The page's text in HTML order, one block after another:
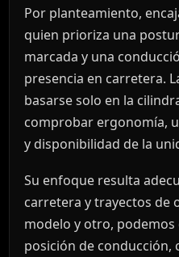
Por planteamiento,
quien prioriza una
marcada y una
presencia en carretera.
basarse solo en la
comprobar ergonomía,
y disponibilidad de la
Su enfoque resulta
carretera y trayectos de
modelo y otro,
posición de conducción,